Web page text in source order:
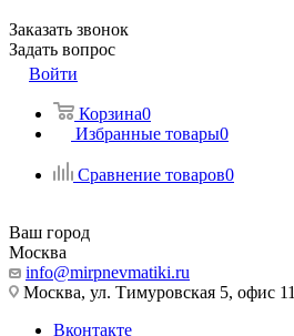
Заказать звонок
Задать вопрос
Войти
Корзина0
Избранные товары0
Сравнение товаров0
Ваш город
Москва
info@mirpnevmatiki.ru
Москва, ул. Тимуровская 5, офис 11
Вконтакте